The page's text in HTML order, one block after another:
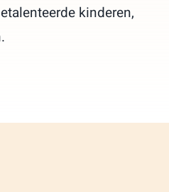
kinderen,